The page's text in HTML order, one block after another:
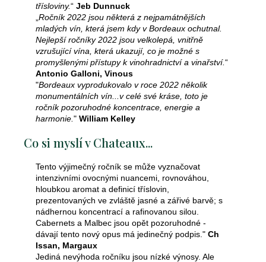
třísloviny.“ Jeb Dunnuck
Ročník 2022 jsou některá z nejpamátnějších
mladých vín, která jsem kdy v Bordeaux ochutnal.
Nejlepší ročníky 2022 jsou velkolepá, vnitřně
vzrušující vína, která ukazují, co je možné s
promyšlenými přístupy k vinohradnictví a vinařství.“
Antonio Galloni, Vinous
"Bordeaux vyprodukovalo v roce 2022 několik
monumentálních vín...v celé své kráse, toto je
ročník pozoruhodné koncentrace, energie a
harmonie. " William Kelley
Co si myslí v Chateaux...
Tento výjimečný ročník se může vyznačovat
intenzivními ovocnými nuancemi, rovnováhou,
hloubkou aromat a definicí tříslovin,
prezentovaných ve zvláště jasné a zářivé barvě; s
nádhernou koncentrací a rafinovanou silou.
Cabernets a Malbec jsou opět pozoruhodné -
dávají tento nový opus má jedinečný podpis." Ch
Issan, Margaux
Jediná nevýhoda ročníku jsou nízké výnosy. Ale